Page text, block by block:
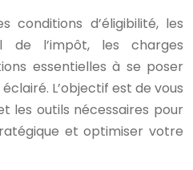
conditions d’éligibilité, les
de l’impôt, les charges
essentielles à se poser
L’objectif est de vous
les outils nécessaires pour
et optimiser votre